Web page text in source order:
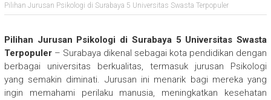
Pilihan Jurusan Psikologi di Surabaya 5 Universitas Swasta Terpopuler
Pilihan Jurusan Psikologi di Surabaya 5 Universitas Swasta
Terpopuler– Surabaya dikenal sebagai kota pendidikan dengan
berbagai universitas berkualitas, termasuk jurusan Psikologi
yang semakin diminati. Jurusan ini menarik bagi mereka yang
ingin memahami perilaku manusia, meningkatkan kesehatan